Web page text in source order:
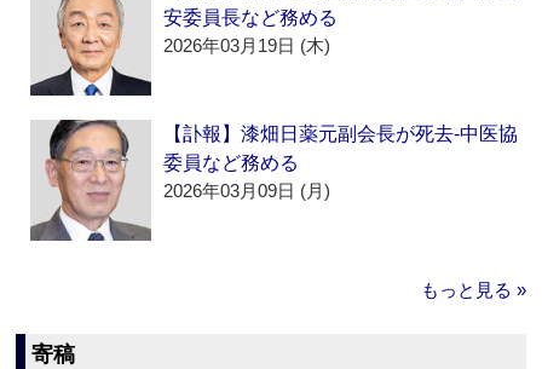
安委員長など務める
2026年03月19日 (木)
【訃報】漆畑日薬元副会長が死去‐中医協
委員など務める
2026年03月09日 (月)
もっと見る »
寄稿